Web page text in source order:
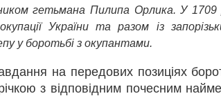
гетьмана Пилипа Орлика. У 1709
України та разом із
у боротьбі з окупантами.
на передових позиціях
з відповідним почесним